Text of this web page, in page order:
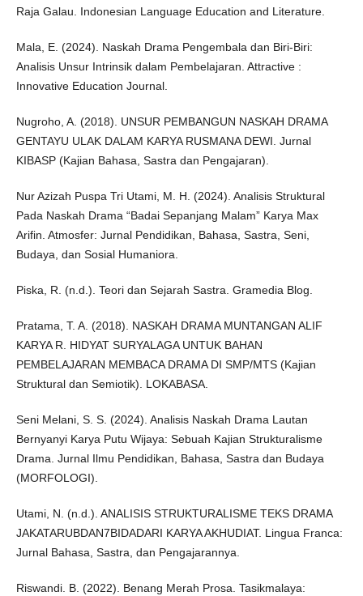
Raja Galau. Indonesian Language Education and Literature.
Mala, E. (2024). Naskah Drama Pengembala dan Biri-Biri:
Analisis Unsur Intrinsik dalam Pembelajaran. Attractive :
Innovative Education Journal.
Nugroho, A. (2018). UNSUR PEMBANGUN NASKAH DRAMA
GENTAYU ULAK DALAM KARYA RUSMANA DEWI. Jurnal
KIBASP (Kajian Bahasa, Sastra dan Pengajaran).
Nur Azizah Puspa Tri Utami, M. H. (2024). Analisis Struktural
Pada Naskah Drama “Badai Sepanjang Malam” Karya Max
Arifin. Atmosfer: Jurnal Pendidikan, Bahasa, Sastra, Seni,
Budaya, dan Sosial Humaniora.
Piska, R. (n.d.). Teori dan Sejarah Sastra. Gramedia Blog.
Pratama, T. A. (2018). NASKAH DRAMA MUNTANGAN ALIF
KARYA R. HIDYAT SURYALAGA UNTUK BAHAN
PEMBELAJARAN MEMBACA DRAMA DI SMP/MTS (Kajian
Struktural dan Semiotik). LOKABASA.
Seni Melani, S. S. (2024). Analisis Naskah Drama Lautan
Bernyanyi Karya Putu Wijaya: Sebuah Kajian Strukturalisme
Drama. Jurnal Ilmu Pendidikan, Bahasa, Sastra dan Budaya
(MORFOLOGI).
Utami, N. (n.d.). ANALISIS STRUKTURALISME TEKS DRAMA
JAKATARUBDAN7BIDADARI KARYA AKHUDIAT. Lingua Franca:
Jurnal Bahasa, Sastra, dan Pengajarannya.
Riswandi. B. (2022). Benang Merah Prosa. Tasikmalaya: